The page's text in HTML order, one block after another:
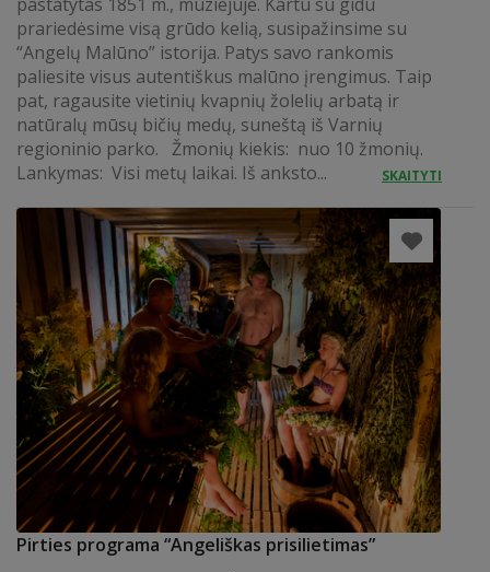
prariedėsime visą grūdo kelią, susipažinsime su
“Angelų Malūno” istorija. Patys savo rankomis
paliesite visus autentiškus malūno įrengimus. Taip
pat, ragausite vietinių kvapnių žolelių arbatą ir
natūralų mūsų bičių medų, suneštą iš Varnių
regioninio parko. Žmonių kiekis: nuo 10 žmonių.
Lankymas: Visi metų laikai. Iš anksto...
SKAITYTI
Pirties programa “Angeliškas prisilietimas”